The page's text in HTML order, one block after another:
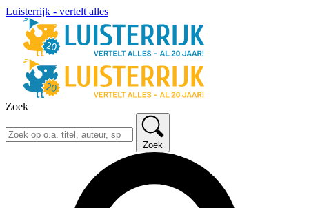
Luisterrijk - vertelt alles
Zoek
Zoek